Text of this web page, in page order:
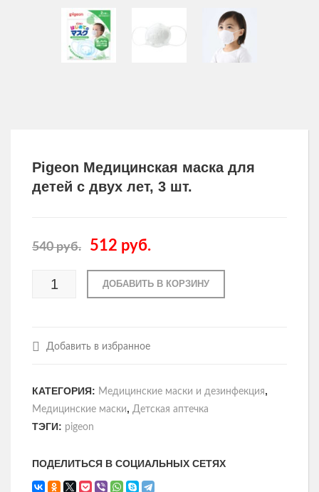
Одежда и аксессуары для здоровья
Pigeon Медицинская маска для
детей с двух лет, 3 шт.
540руб. 512 руб.
ДОБАВИТЬ В КОРЗИНУ
Добавить в избранное
КАТЕГОРИЯ: Медицинские маски и дезинфекция,
Медицинские маски, Детская аптечка
ТЭГИ: pigeon
ПОДЕЛИТЬСЯ В СОЦИАЛЬНЫХ СЕТЯХ